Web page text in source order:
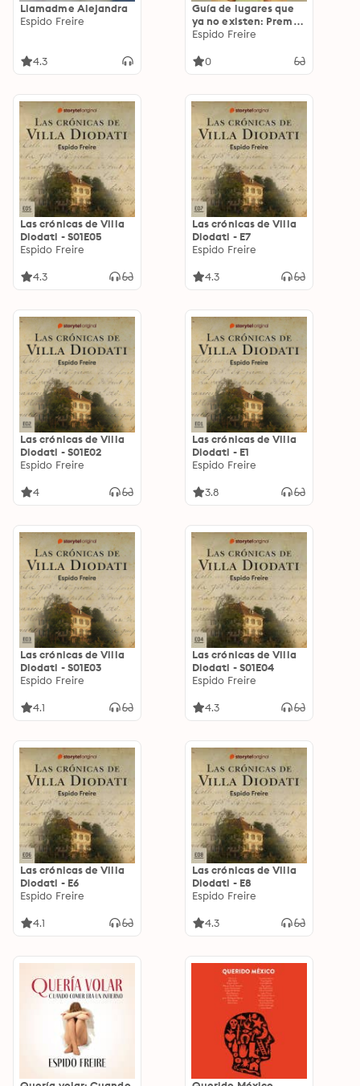
Llamadme Alejandra
Espido Freire
4.3
Guía de lugares que
ya no existen: Premio
Eurostars Hotels de
2025
Espido Freire
0
Las crónicas de Villa
Diodati - S01E05
Espido Freire
4.3
Las crónicas de Villa
Diodati - E7
Espido Freire
4.3
Las crónicas de Villa
Diodati - S01E02
Espido Freire
4
Las crónicas de Villa
Diodati - E1
Espido Freire
3.8
Las crónicas de Villa
Diodati - S01E03
Espido Freire
4.1
Las crónicas de Villa
Diodati - S01E04
Espido Freire
4.3
Las crónicas de Villa
Diodati - E6
Espido Freire
4.1
Las crónicas de Villa
Diodati - E8
Espido Freire
4.3